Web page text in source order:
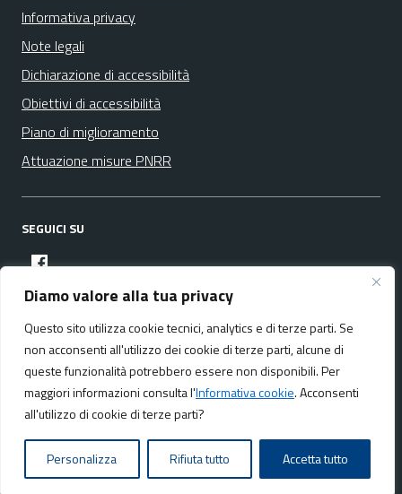
Diamo valore alla tua privacy
Questo sito utilizza cookie tecnici, analytics e di terze parti. Se
non acconsenti all'utilizzo dei cookie di terze parti, alcune di
queste funzionalità potrebbero essere non disponibili. Per
maggiori informazioni consulta l'Informativa cookie. Acconsenti
all'utilizzo di cookie di terze parti?
Personalizza Rifiuta tutto Accetta tutto
Informativa privacy
Note legali
Dichiarazione di accessibilità
Obiettivi di accessibilità
Piano di miglioramento
Attuazione misure PNRR
SEGUICI SU
facebook
Media policy Mappa del sito
Realizzato da:NeMeA Sistemi Srl